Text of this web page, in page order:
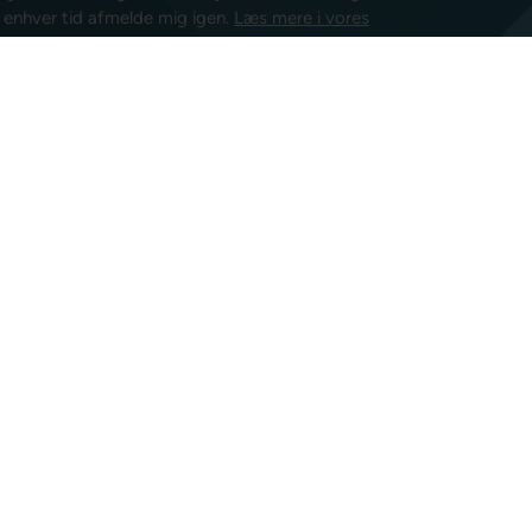
tid afmelde mig igen. Læs mere i vores
post